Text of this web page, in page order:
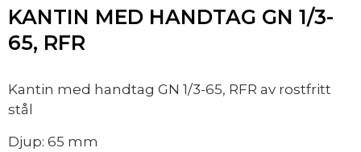
KANTIN MED HANDTAG GN 1/3-
65, RFR
Kantin med handtag GN 1/3-65, RFR av rostfritt
stål
Djup: 65 mm